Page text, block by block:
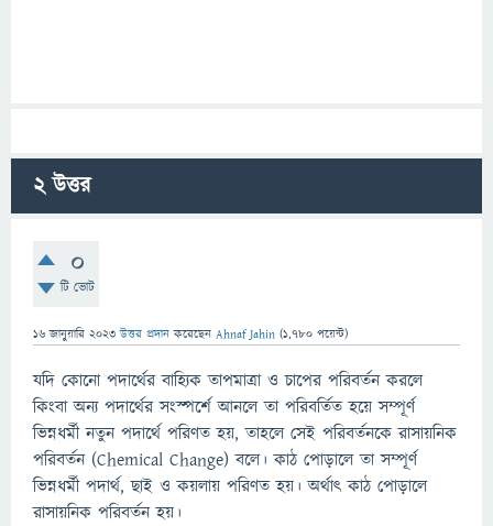
2উত্তর
0
টি ভোট
16 জানুয়ারি 2023 উত্তর প্রদান করেছেন Ahnaf Jahin (1,780 পয়েন্ট)
যদি কোনো পদার্থের বাহ্যিক তাপমাত্রা ও চাপের পরিবর্তন করলে
কিংবা অন্য পদার্থের সংস্পর্শে আনলে তা পরিবর্তিত হয়ে সম্পূর্ণ
ভিন্নধর্মী নতুন পদার্থে পরিণত হয়, তাহলে সেই পরিবর্তনকে রাসায়নিক
পরিবর্তন (Chemical Change) বলে। কাঠ পোড়ালে তা সম্পূর্ণ
ভিন্নধর্মী পদার্থ, ছাই ও কয়লায় পরিণত হয়। অর্থাৎ কাঠ পোড়ালে
রাসায়নিক পরিবর্তন হয়।